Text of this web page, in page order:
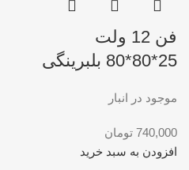
فن 12 ولت
25*80*80 بلبرینگی
موجود در انبار
740,000 تومان
افزودن به سبد خرید